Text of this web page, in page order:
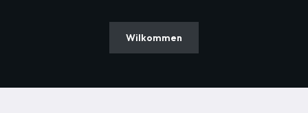
Wilkommen